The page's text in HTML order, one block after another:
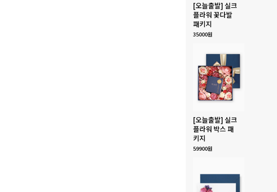
[오늘출발] 실크
플라워 꽃다발
패키지
35000원
[오늘출발] 실크
플라워 박스 패
키지
59900원